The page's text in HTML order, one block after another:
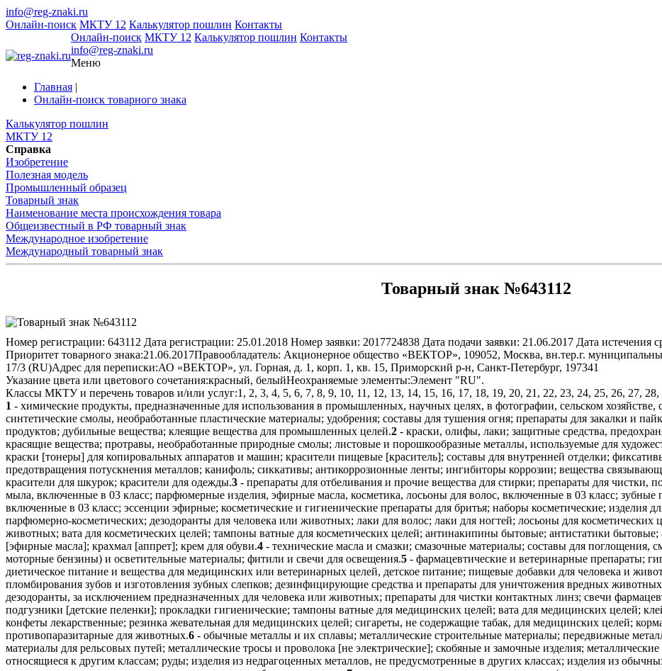
info@reg-znaki.ru
Онлайн-поиск МКТУ 12 Калькулятор пошлин Контакты
Онлайн-поиск МКТУ 12 Калькулятор пошлин Контакты
info@reg-znaki.ru
Меню
Главная |
Онлайн-поиск товарного знака
Калькулятор пошлин
МКТУ 12
Справка
Изобретение
Полезная модель
Промышленный образец
Товарный знак
Наименование места происхождения товара
Общеизвестный в РФ товарный знак
Международное изобретение
Международный товарный знак
Товарный знак №643112
Номер регистрации: 643112 Дата регистрации: 25.01.2018 Номер заявки: 2017724838 Дата подачи заявки: 21.06.2017 Дата истечения
Приоритет товарного знака:21.06.2017Правообладатель: Акционерное общество «ВЕКТОР», 109052, Москва, вн.тер.г.
17/3 (RU)Адрес для переписки:АО «ВЕКТОР», ул. Горная, д. 1, корп. 1, кв. 15, Приморский р-н, Санкт-Петербург, 197341
Указание цвета или цветового сочетания:красный, белыйНеохраняемые элементы:Элемент "RU".
Классы МКТУ и перечень товаров и/или услуг:1, 2, 3, 4, 5, 6, 7, 8, 9, 10, 11, 12, 13, 14, 15, 16, 17, 18, 19, 20, 21, 22, 23, 24, 25, 26, 27,
1 - химические продукты, предназначенные для использования в промышленных, научных целях, в фотографии, сельском хозяйстве,
синтетические смолы, необработанные пластические материалы; удобрения; составы для тушения огня; препараты для закалки и
продуктов; дубильные вещества; клеящие вещества для промышленных целей.2 - краски, олифы, лаки; защитные средства,
красящие вещества; протравы, необработанные природные смолы; листовые и порошкообразные металлы, используемые для
краски [тонеры] для копировальных аппаратов и машин; красители пищевые [краситель]; составы для внутренней отделки;
предотвращения потускнения металлов; канифоль; сиккативы; антикоррозионные ленты; ингибиторы коррозии; вещества
красители для шкурок; красители для одежды.3 - препараты для отбеливания и прочие вещества для стирки; препараты для чистки,
мыла, включенные в 03 класс; парфюмерные изделия, эфирные масла, косметика, лосьоны для волос, включенные в 03 класс;
включенные в 03 класс; эссенции эфирные; косметические и гигиенические препараты для бритья; наборы косметические; изделия
парфюмерно-косметических; дезодоранты для человека или животных; лаки для волос; лаки для ногтей; лосьоны для косметических
животных; вата для косметических целей; тампоны ватные для косметических целей; антинакипины бытовые; антистатики бытовые;
[эфирные масла]; крахмал [аппрет]; крем для обуви.4 - технические масла и смазки; смазочные материалы; составы для поглощения,
моторные бензины) и осветительные материалы; фитили и свечи для освещения.5 - фармацевтические и ветеринарные препараты;
диетическое питание и вещества для медицинских или ветеринарных целей, детское питание; пищевые добавки для человека и
пломбирования зубов и изготовления зубных слепков; дезинфицирующие средства и препараты для уничтожения вредных
дезодоранты, за исключением предназначенных для человека или животных; препараты для чистки контактных линз; свечи
подгузники [детские пеленки]; прокладки гигиенические; тампоны ватные для медицинских целей; вата для медицинских целей;
конфеты лекарственные; резинка жевательная для медицинских целей; сигареты, не содержащие табак, для медицинских целей;
противопаразитарные для животных.6 - обычные металлы и их сплавы; металлические строительные материалы; передвижные
материалы для рельсовых путей; металлические тросы и проволока [не электрические]; скобяные и замочные изделия;
относящиеся к другим классам; руды; изделия из недрагоценных металлов, не предусмотренные в других классах; изделия из